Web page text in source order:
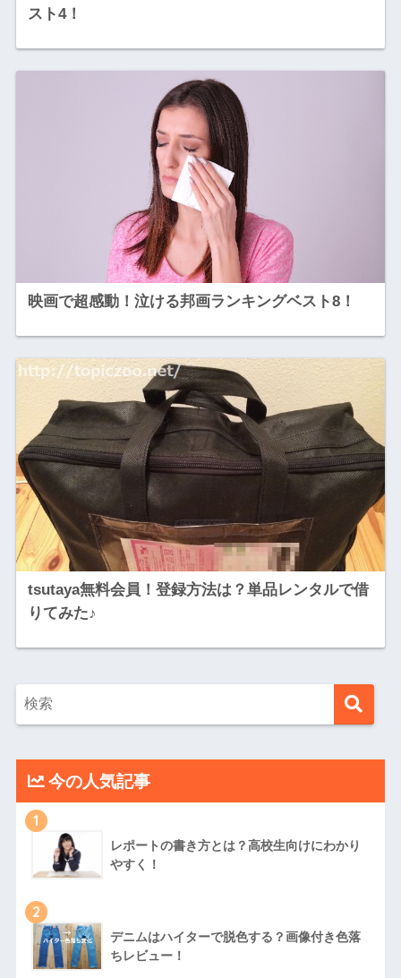
スト4！
映画で超感動！泣ける邦画ランキングベスト8！
tsutaya無料会員！登録方法は？単品レンタルで借
りてみた♪
今の人気記事
1
レポートの書き方とは？高校生向けにわかり
やすく！
2
デニムはハイターで脱色する？画像付き色落
ちレビュー！